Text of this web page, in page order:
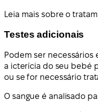
Leia mais sobre o
Testes adicionais
Podem ser necessários
a icterícia do seu bebé
ou se for necessário
O sangue é analisado